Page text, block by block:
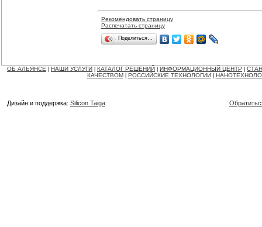
Рекомендовать страницу
Распечатать страницу
Поделиться…
ОБ АЛЬЯНСЕ НАШИ УСЛУГИ КАТАЛОГ РЕШЕНИЙ ИНФОРМАЦИОННЫЙ ЦЕНТР
КАЧЕСТВОМ
РОССИЙСКИЕ ТЕХНОЛОГИИ
Дизайн и поддержка: Silicon Taiga